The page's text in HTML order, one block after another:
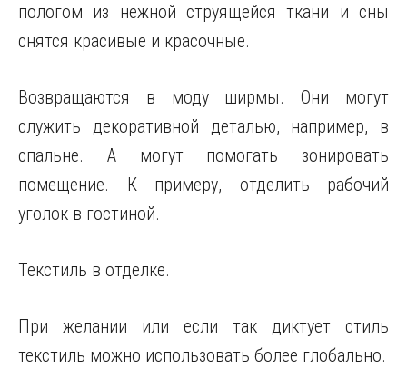
пологом из нежной струящейся ткани и сны
снятся красивые и красочные.
Возвращаются в моду ширмы. Они могут
служить декоративной деталью, например, в
спальне. А могут помогать зонировать
помещение. К примеру, отделить рабочий
уголок в гостиной.
Текстиль в отделке.
При желании или если так диктует стиль
текстиль можно использовать более глобально.